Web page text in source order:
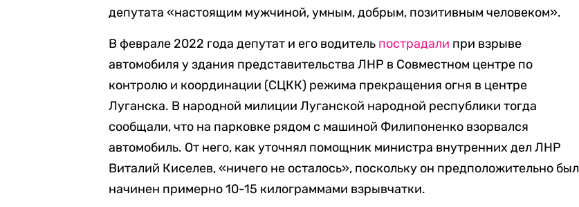
депутата «настоящим мужчиной, умным, добрым, позитивным человеком».
В феврале 2022 года депутат и его водитель пострадали при взрыве
автомобиля у здания представительства ЛНР в Совместном центре по
контролю и координации (СЦКК) режима прекращения огня в центре
Луганска. В народной милиции Луганской народной республики тогда
сообщали, что на парковке рядом с машиной Филипоненко взорвался
автомобиль. От него, как уточнял помощник министра внутренних дел ЛНР
Виталий Киселев, «ничего не осталось», поскольку он предположительно был
начинен примерно 10-15 килограммами взрывчатки.